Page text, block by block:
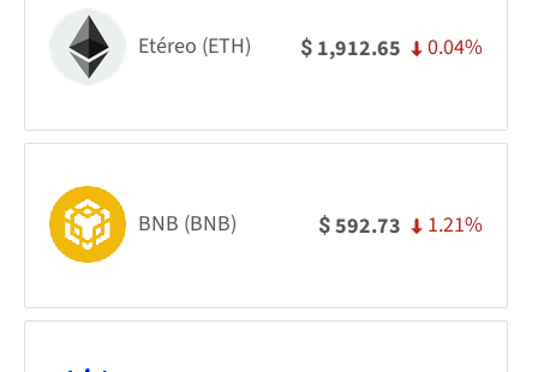
Etéreo (ETH) $ 1,912.65 0.04%
BNB (BNB) $592.73 1.21%